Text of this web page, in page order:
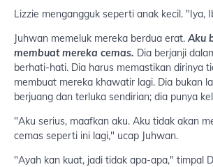
Lizzie mengangguk seperti anak kecil. "Iya,
Juhwan memeluk mereka berdua erat. Aku
membuat mereka cemas. Dia berjanji
berhati-hati. Dia harus memastikan dirinya
membuat mereka khawatir lagi. Dia bukan
berjuang dan terluka sendirian; dia punya
"Aku serius, maafkan aku. Aku tidak akan
cemas seperti ini lagi," ucap Juhwan.
"Ayah kan kuat, jadi tidak apa-apa," timpal